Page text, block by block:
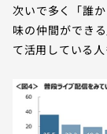
次いで多く「誰
味の仲間ができ
て活用している